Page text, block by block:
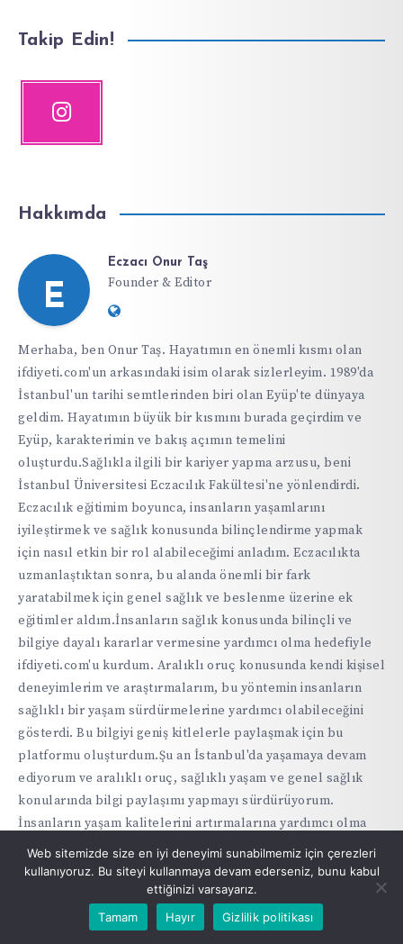
Takip Edin!
Hakkımda
E
Eczacı Onur Taş
Founder & Editor
Website:
Merhaba, ben Onur Taş. Hayatımın en önemli kısmı olan
ifdiyeti.com'un arkasındaki isim olarak sizlerleyim. 1989'da
İstanbul'un tarihi semtlerinden biri olan Eyüp'te dünyaya
geldim. Hayatımın büyük bir kısmını burada geçirdim ve
Eyüp, karakterimin ve bakış açımın temelini
oluşturdu.Sağlıkla ilgili bir kariyer yapma arzusu, beni
İstanbul Üniversitesi Eczacılık Fakültesi'ne yönlendirdi.
Eczacılık eğitimim boyunca, insanların yaşamlarını
iyileştirmek ve sağlık konusunda bilinçlendirme yapmak
için nasıl etkin bir rol alabileceğimi anladım. Eczacılıkta
uzmanlaştıktan sonra, bu alanda önemli bir fark
yaratabilmek için genel sağlık ve beslenme üzerine ek
eğitimler aldım.İnsanların sağlık konusunda bilinçli ve
bilgiye dayalı kararlar vermesine yardımcı olma hedefiyle
ifdiyeti.com'u kurdum. Aralıklı oruç konusunda kendi kişisel
deneyimlerim ve araştırmalarım, bu yöntemin insanların
sağlıklı bir yaşam sürdürmelerine yardımcı olabileceğini
gösterdi. Bu bilgiyi geniş kitlelerle paylaşmak için bu
platformu oluşturdum.Şu an İstanbul'da yaşamaya devam
ediyorum ve aralıklı oruç, sağlıklı yaşam ve genel sağlık
konularında bilgi paylaşımı yapmayı sürdürüyorum.
İnsanların yaşam kalitelerini artırmalarına yardımcı olma
hedefim, bu sitenin her bir köşesine işlenmiştir. Ayrıca,
eczacılıkta uzmanlığımı kullanarak, ilaçlar ve takviyeler
konusunda doğru bilgileri paylaşıyorum.Sağlıklı bir yaşam
sürdürmenin hayatımızın her alanına olumlu etkileri
olduğuna inanıyorum ve bu inançla ifdiyeti.com'u
Web sitemizde size en iyi deneyimi sunabilmemiz için çerezleri
kullanıyoruz. Bu siteyi kullanmaya devam ederseniz, bunu kabul
ettiğinizi varsayarız.
Tamam
Hayır Gizlilik politikası